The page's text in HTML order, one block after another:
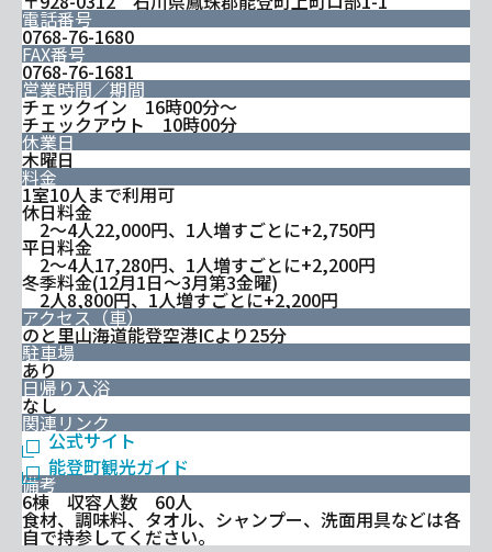
電話番号
0768-76-1680
FAX番号
0768-76-1681
営業時間／期間
チェックイン 16時00分～
チェックアウト 10時00分
休業日
木曜日
料金
1室10人まで利用可
休日料金
2～4人22,000円、1人増すごとに+2,750円
平日料金
2～4人17,280円、1人増すごとに+2,200円
冬季料金(12月1日～3月第3金曜)
2人8,800円、1人増すごとに+2,200円
アクセス（車）
のと里山海道能登空港ICより25分
駐車場
あり
日帰り入浴
なし
関連リンク
公式サイト
能登町観光ガイド
備考
6棟 収容人数 60人
食材、調味料、タオル、シャンプー、洗面用具などは各
自で持参してください。